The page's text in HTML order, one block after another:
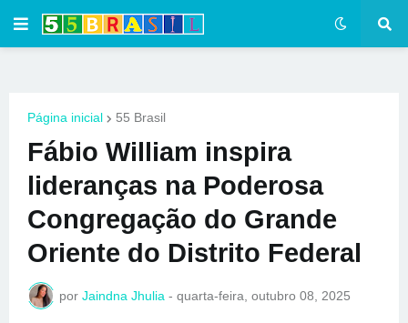
Página inicial 55 Brasil
Fábio William inspira
lideranças na Poderosa
Congregação do Grande
Oriente do Distrito Federal
por Jaindna Jhulia - quarta-feira, outubro 08, 2025